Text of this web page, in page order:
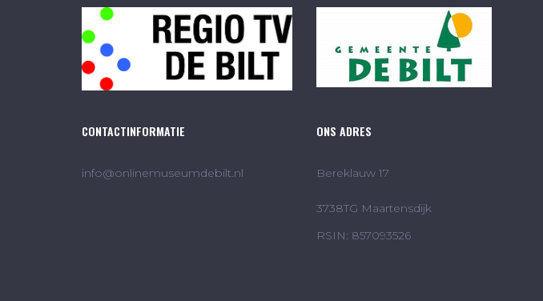
CONTACTINFORMATIE
info@onlinemuseumdebilt.nl
ONS ADRES
Bereklauw 17
3738TG Maartensdijk
RSIN: 857093526